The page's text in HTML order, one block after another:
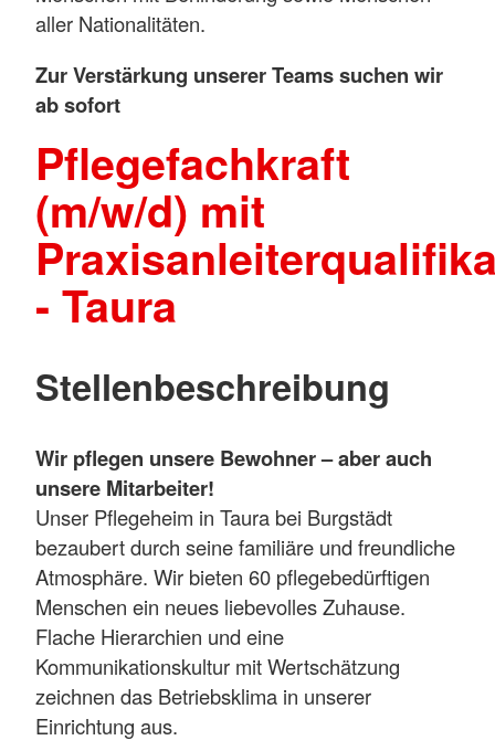
aller Nationalitäten.
Zur Verstärkung unserer Teams suchen wir
ab sofort
Pflegefachkraft
(m/w/d) mit
- Taura
Stellenbeschreibung
Wir pflegen unsere Bewohner – aber auch
unsere Mitarbeiter!
Unser Pflegeheim in Taura bei Burgstädt
bezaubert durch seine familiäre und freundliche
Atmosphäre. Wir bieten 60 pflegebedürftigen
Menschen ein neues liebevolles Zuhause.
Flache Hierarchien und eine
Kommunikationskultur mit Wertschätzung
zeichnen das Betriebsklima in unserer
Einrichtung aus.